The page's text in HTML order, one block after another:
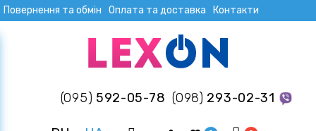
Повернення та обмін Оплата та доставка Контакти
(095) 592-05-78 (098) 293-02-31